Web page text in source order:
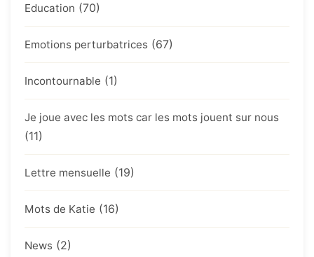
Education (70)
Emotions perturbatrices (67)
Incontournable (1)
Je joue avec les mots car les mots jouent sur nous
(11)
Lettre mensuelle (19)
Mots de Katie (16)
News (2)